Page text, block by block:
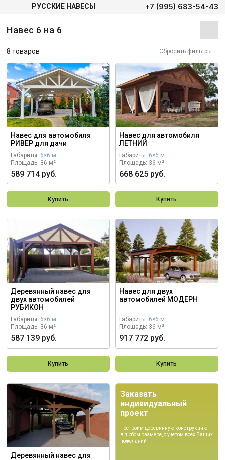
РУССКИЕ НАВЕСЫ +7 (995) 683-54-43
Навес 6 на 6
8 товаров Сбросить фильтры
Навес для автомобиля
РИВЕР для дачи
Габариты: 6×6 м.
Площадь: 36 м²
589 714 руб.
Купить
Навес для автомобиля
ЛЕТНИЙ
Габариты: 6×6 м.
Площадь: 36 м²
668 625 руб.
Купить
Деревянный навес для
двух автомобилей
РУБИКОН
Габариты: 6×6 м.
Площадь: 36 м²
587 139 руб.
Купить
Навес для двух
автомобилей МОДЕРН
Габариты: 6×6 м.
Площадь: 36 м²
917 772 руб.
Купить
Деревянный навес для
Заказать
индивидуальный
проект
Построим деревянную конструкцию
в любом размере, с учетом всех Ваших
пожеланий